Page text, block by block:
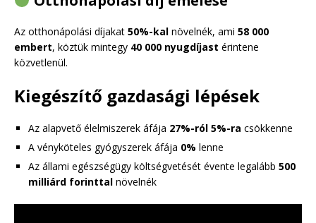
Az otthonápolási díjakat 50%-kal növelnék, ami 58 000
embert, köztük mintegy 40 000 nyugdíjast érintene
közvetlenül.
Kiegészítő gazdasági lépések
Az alapvető élelmiszerek áfája 27%-ról 5%-ra csökkenne
A vényköteles gyógyszerek áfája 0% lenne
Az állami egészségügy költségvetését évente legalább 500
milliárd forinttal növelnék